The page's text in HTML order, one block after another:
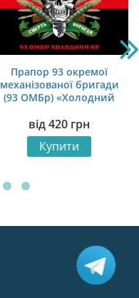
Прапор 93 окремої
механізованої бригади
(93 ОМБр) «Холодний
ворогам» червоно-
чорний
від420 грн
Купити